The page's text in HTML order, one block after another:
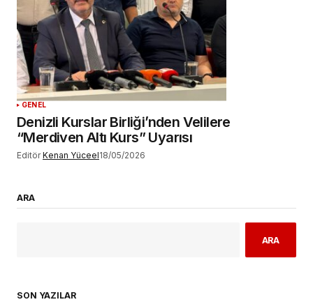
GENEL
Denizli Kurslar Birliği’nden Velilere
“Merdiven Altı Kurs” Uyarısı
Editör Kenan Yüceel18/05/2026
ARA
ARA
SON YAZILAR